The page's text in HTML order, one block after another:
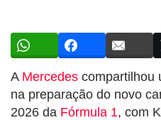
A Mercedes compartilhou
na preparação do novo
2026 da Fórmula 1, com